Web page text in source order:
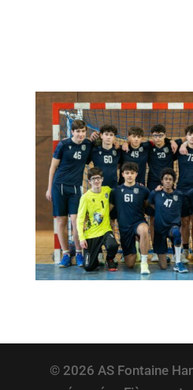
© 2026 AS Fontaine